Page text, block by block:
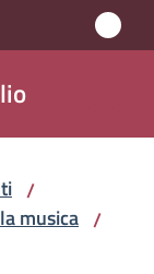
/
musica /